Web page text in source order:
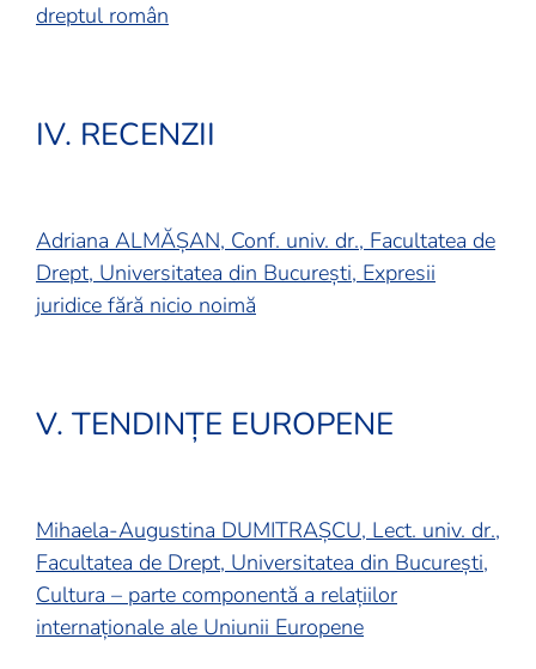
dreptul român
IV. RECENZII
Adriana ALMĂȘAN, Conf. univ. dr., Facultatea de
Drept, Universitatea din București, Expresii
juridice fără nicio noimă
V. TENDINȚE EUROPENE
Mihaela-Augustina DUMITRAȘCU, Lect. univ. dr.,
Facultatea de Drept, Universitatea din București,
Cultura – parte componentă a relațiilor
internaționale ale Uniunii Europene